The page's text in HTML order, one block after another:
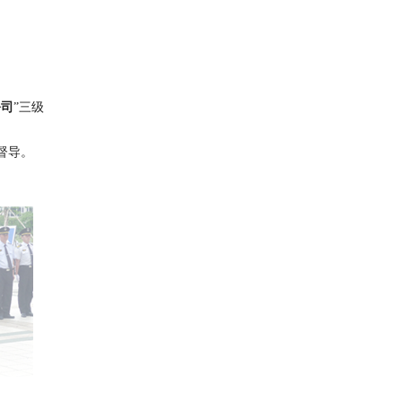
”三级
。